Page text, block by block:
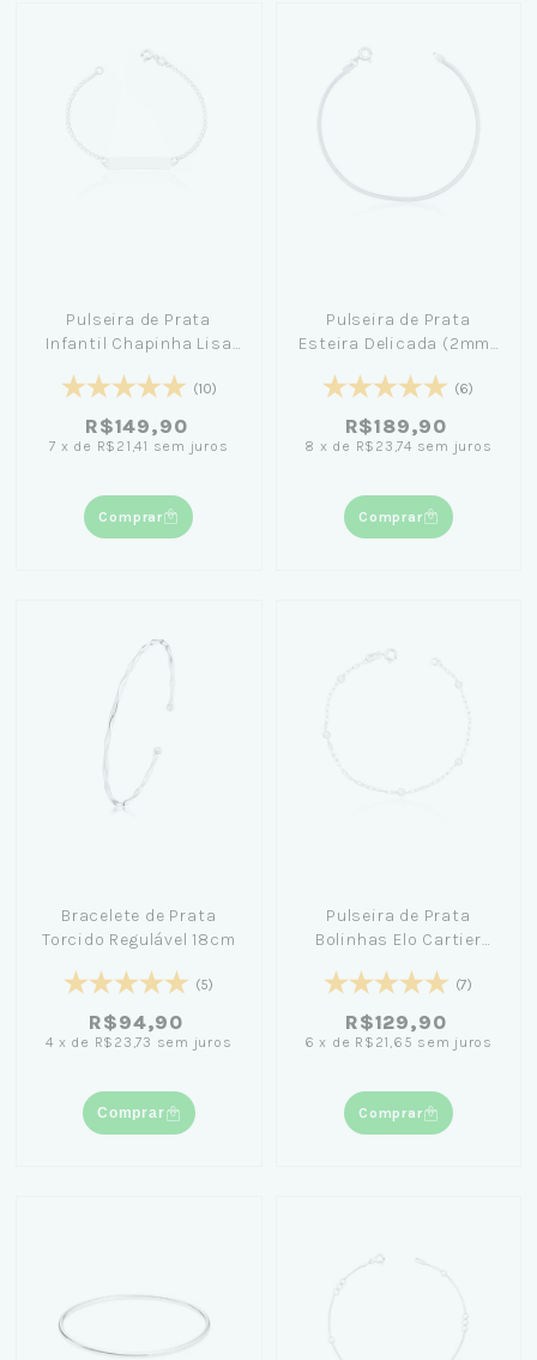
Pulseira de Prata
Infantil Chapinha Lisa
(10)
R$149,90
7 x de R$21,41 sem juros
Comprar
Pulseira de Prata
Esteira Delicada (2mm)
(6)
R$189,90
8 x de R$23,74 sem juros
Comprar
Bracelete de Prata
Torcido Regulável 18cm
(5)
R$94,90
4 x de R$23,73 sem juros
Comprar
Pulseira de Prata
Bolinhas Elo Cartier
(7)
R$129,90
6 x de R$21,65 sem juros
Comprar